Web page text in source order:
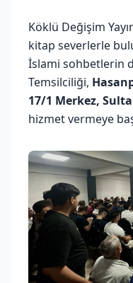
Köklü Değişim
kitap severlerle
İslami sohbetlerin
Temsilciliği,
17/1 Merkez,
hizmet vermeye